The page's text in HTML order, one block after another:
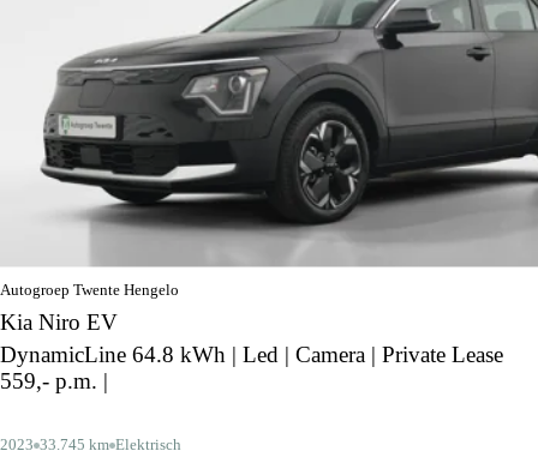
Autogroep Twente Hengelo
Kia Niro EV
DynamicLine 64.8 kWh | Led | Camera | Private Lease
559,- p.m. |
2023 33.745 km Elektrisch